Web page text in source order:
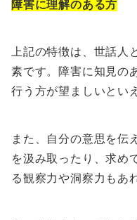
障害に理解のある方
上記の特徴は、世話人
素です。障害に知見の
行う方が望ましいとい
また、自分の意思を伝
を汲み取ったり、求め
る観察力や洞察力もあ